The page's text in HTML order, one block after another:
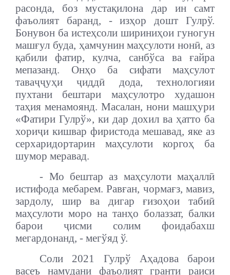
расонда, боз мустақилона дар ин самт
фаъолият баранд, - изҳор дошт Гулрў.
Бонувон ба истеҳсоли шириниҳои гуногун
машғул буда, ҳамчунин маҳсулоти нонӣ, аз
қабили фатир, кулча, санбўса ва ғайра
мепазанд. Онҳо ба сифати маҳсулот
таваҷҷуҳи ҷиддӣ дода, технологияи
пухтани бештари маҳсулотро худашон
таҳия менамоянд. Масалан, нони машҳури
«Фатири Гулрў», ки дар дохил ва ҳатто ба
хориҷи кишвар фиристода мешавад, яке аз
серхаридортарин маҳсулоти коргоҳ ба
шумор меравад.
- Мо бештар аз маҳсулоти маҳаллӣ
истифода мебарем. Равған, чормағз, мавиз,
зардолу, шир ва дигар ғизоҳои табиӣ
маҳсулоти моро на танҳо болаззат, балки
барои ҷисми солим фоидабахш
мегардонанд, - мегўяд ў.
Соли 2021 Гулрў Аҳадова барои
васеъ намудани фаъолият гранти раиси